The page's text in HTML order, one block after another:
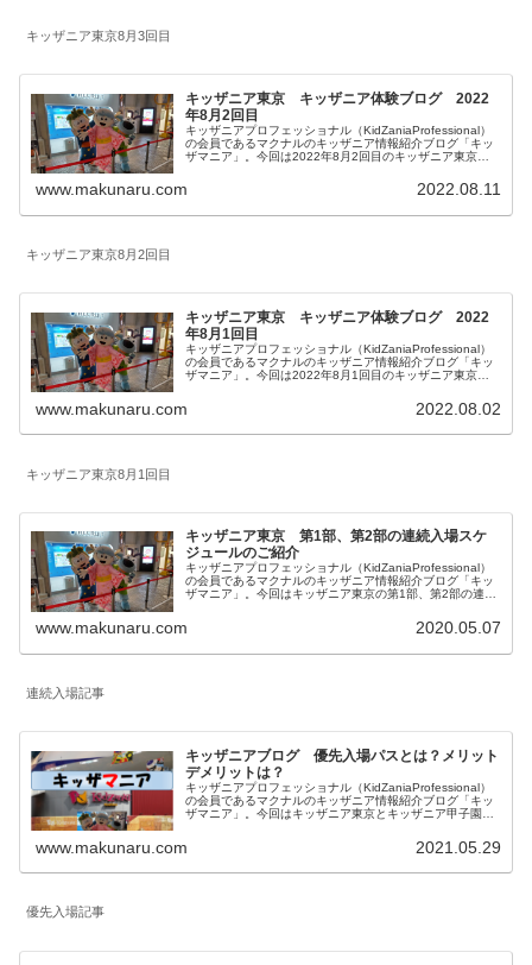
キッザニア東京8月3回目
キッザニア東京 キッザニア体験ブログ 2022
年8月2回目
キッザニアプロフェッショナル（KidZaniaProfessional）
の会員であるマクナルのキッザニア情報紹介ブログ「キッ
ザマニア」。今回は2022年8月2回目のキッザニア東京体
KidZania Summer 2022が開催されています。皆様の参考
になりましたら幸いです。
www.makunaru.com 2022.08.11
キッザニア東京8月2回目
キッザニア東京 キッザニア体験ブログ 2022
年8月1回目
キッザニアプロフェッショナル（KidZaniaProfessional）
の会員であるマクナルのキッザニア情報紹介ブログ「キッ
ザマニア」。今回は2022年8月1回目のキッザニア東京体
KidZania Summer 2022が開催されています。皆様の参考
になりましたら幸いです。
www.makunaru.com 2022.08.02
キッザニア東京8月1回目
キッザニア東京 第1部、第2部の連続入場スケ
ジュールのご紹介
キッザニアプロフェッショナル（KidZaniaProfessional）
の会員であるマクナルのキッザニア情報紹介ブログ「キッ
ザマニア」。今回はキッザニア東京の第1部、第2部の連続
www.makunaru.com 2020.05.07
連続入場記事
キッザニアブログ 優先入場パスとは？メリット
デメリットは？
キッザニアプロフェッショナル（KidZaniaProfessional）
の会員であるマクナルのキッザニア情報紹介ブログ「キッ
ザマニア」。今回はキッザニア東京とキッザニア甲子園の
ス」について内容とメリットデメリットを私見を含めてご
紹介します。
www.makunaru.com 2021.05.29
優先入場記事